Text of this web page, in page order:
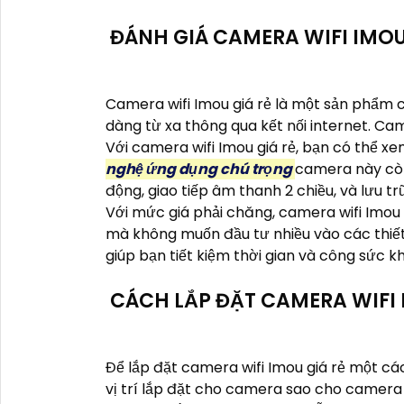
ĐÁNH GIÁ CAMERA WIFI
Camera wifi Imou giá rẻ là một sản phẩm
dàng từ xa thông qua kết nối internet.
Với camera wifi Imou giá rẻ, bạn có thể
nghệ ứng dụng chú trọngcamera này
động, giao tiếp âm thanh 2 chiều, và lưu
Với mức giá phải chăng, camera wifi
mà không muốn đầu tư nhiều vào các
giúp bạn tiết kiệm thời gian và công sức
CÁCH LẮP ĐẶT CAMERA
Để lắp đặt camera wifi Imou giá rẻ một
vị trí lắp đặt cho camera sao cho